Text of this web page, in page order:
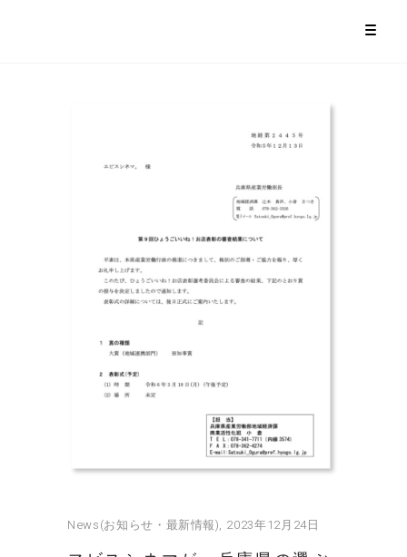
News(お知らせ・最新情報) 2023年12月24日